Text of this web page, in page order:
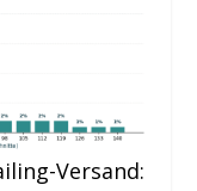
Versand: